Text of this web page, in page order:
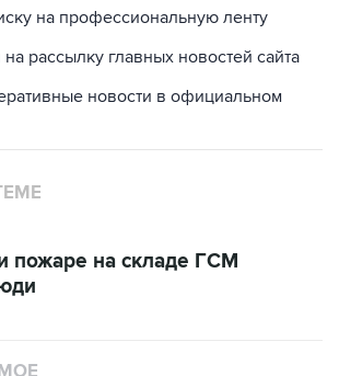
на профессиональную ленту
рассылку главных новостей сайта
новости в официальном
пожаре на складе ГСМ